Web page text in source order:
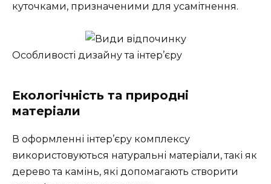
куточками, призначеними для усамітнення.
Особливості дизайну та інтер’єру
Екологічність та природні
матеріали
В оформленні інтер’єру комплексу
використовуються натуральні матеріали, такі як
дерево та камінь, які допомагають створити